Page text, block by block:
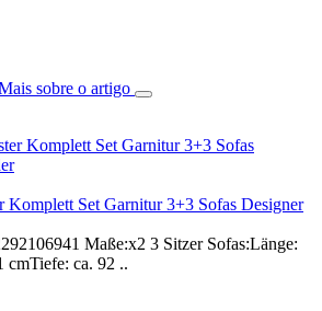
sobre o artigo
Komplett Set Garnitur 3+3 Sofas Designer
Maße:x2 3 Sitzer Sofas:Länge:
cmTiefe: ca. 92 ..